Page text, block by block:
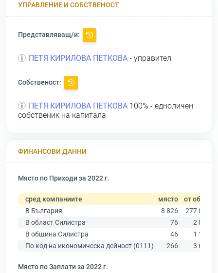
УПРАВЛЕНИЕ И СОБСТВЕНОСТ
Представляващ/и:
ПЕТЯ КИРИЛОВА ПЕТКОВА - управител
Собственост:
ПЕТЯ КИРИЛОВА ПЕТКОВА 100% - едноличен
собственик на капитала
ФИНАНСОВИ ДАННИ
Място по Приходи за 2022 г.
сред компаниите място от общо
В България
8 826
277 019
В област Силистра
76
2 077
В община Силистра
46
1 181
По код на икономическа дейност (0111)
266 3 640
Място по Заплати за 2022 г.